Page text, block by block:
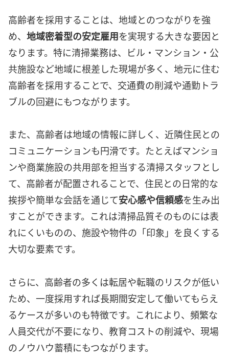
高齢者を採用することは、地域とのつながりを強
め、 地域密着型の安定雇用を実現する大きな要因と
なります。特に清掃業務は、ビル・マンション・公
共施設など地域に根差した現場が多く、地元に住む
高齢者を採用することで、交通費の削減や通勤トラ
ブルの回避にもつながります。
また、高齢者は地域の情報に詳しく、近隣住民との
コミュニケーションも円滑です。たとえばマンショ
ンや商業施設の共用部を担当する清掃スタッフとし
て、高齢者が配置されることで、住民との日常的な
挨拶や簡単な会話を通じて安心感や信頼感を生み出
すことができます。これは清掃品質そのものには表
れにくいものの、施設や物件の「印象」を良くする
大切な要素です。
さらに、高齢者の多くは転居や転職のリスクが低い
ため、一度採用すれば長期間安定して働いてもらえ
るケースが多いのも特徴です。これにより、頻繁な
人員交代が不要になり、教育コストの削減や、現場
のノウハウ蓄積にもつながります。